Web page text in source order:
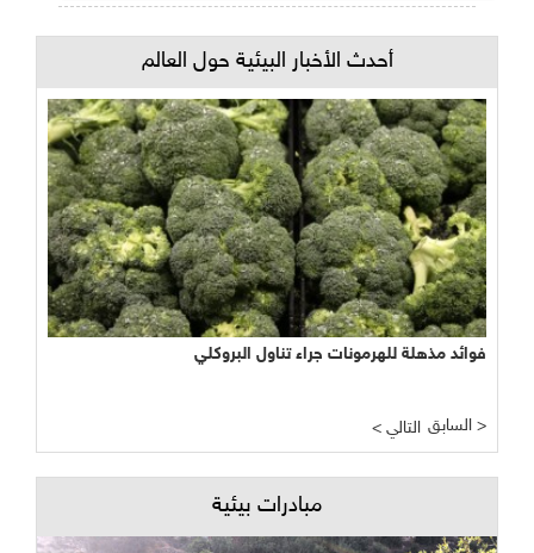
أحدث الأخبار البيئية حول العالم
فوائد مذهلة للهرمونات جراء تناول البروكلي
< التالي السابق >
مبادرات بيئية